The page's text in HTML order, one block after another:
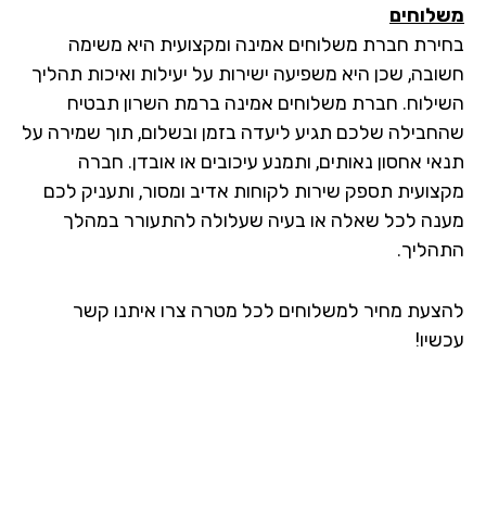
חברת משלוחים אמינה ומקצועית היא משימה
שכן היא משפיעה ישירות על יעילות ואיכות תהליך
חברת משלוחים אמינה ברמת השרון תבטיח
שלכם תגיע ליעדה בזמן ובשלום, תוך שמירה על
אחסון נאותים, ותמנע עיכובים או אובדן. חברה
תספק שירות לקוחות אדיב ומסור, ותעניק לכם
לכל שאלה או בעיה שעלולה להתעורר במהלך
מחיר למשלוחים לכל מטרה צרו איתנו קשר